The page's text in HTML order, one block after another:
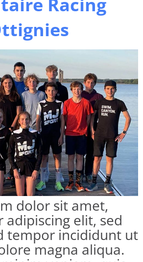
dolor sit amet,
adipiscing elit, sed
tempor incididunt ut
magna aliqua.